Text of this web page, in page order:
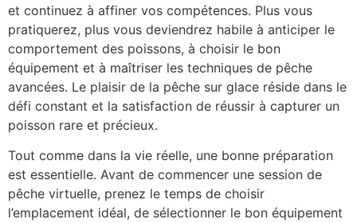
et continuez à affiner vos compétences. Plus vous
pratiquerez, plus vous deviendrez habile à anticiper le
comportement des poissons, à choisir le bon
équipement et à maîtriser les techniques de pêche
avancées. Le plaisir de la pêche sur glace réside dans le
défi constant et la satisfaction de réussir à capturer un
poisson rare et précieux.
Tout comme dans la vie réelle, une bonne préparation
est essentielle. Avant de commencer une session de
pêche virtuelle, prenez le temps de choisir
l’emplacement idéal, de sélectionner le bon équipement